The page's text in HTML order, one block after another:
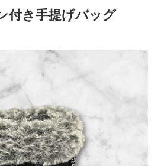
付き手提げバッグ